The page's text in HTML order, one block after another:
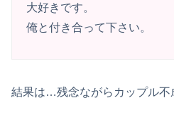
大好きです。
俺と付き合って下さい。
結果は…残念ながらカップル不